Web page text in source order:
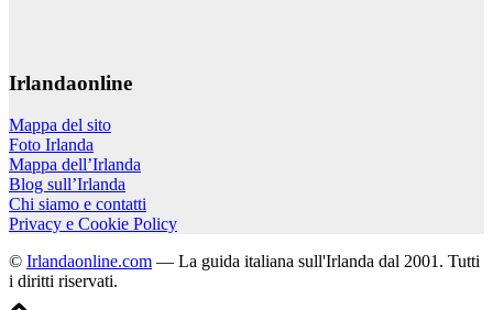
Irlandaonline
Mappa del sito
Foto Irlanda
Mappa dell’Irlanda
Blog sull’Irlanda
Chi siamo e contatti
Privacy e Cookie Policy
© Irlandaonline.com — La guida italiana sull'Irlanda dal 2001. Tutti
i diritti riservati.